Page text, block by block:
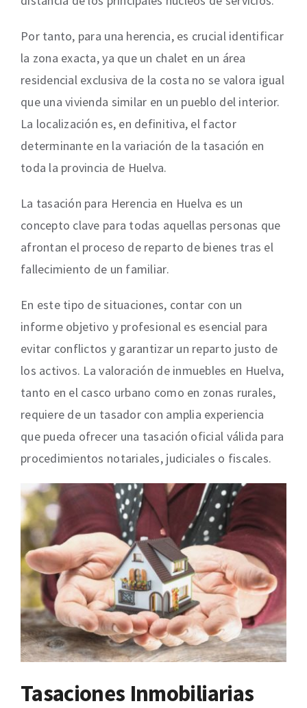
Por tanto, para una herencia, es crucial identificar
la zona exacta, ya que un chalet en un área
residencial exclusiva de la costa no se valora igual
que una vivienda similar en un pueblo del interior.
La localización es, en definitiva, el factor
determinante en la variación de la tasación en
toda la provincia de Huelva.
La tasación para Herencia en Huelva es un
concepto clave para todas aquellas personas que
afrontan el proceso de reparto de bienes tras el
fallecimiento de un familiar.
En este tipo de situaciones, contar con un
informe objetivo y profesional es esencial para
evitar conflictos y garantizar un reparto justo de
los activos. La valoración de inmuebles en Huelva,
tanto en el casco urbano como en zonas rurales,
requiere de un tasador con amplia experiencia
que pueda ofrecer una tasación oficial válida para
procedimientos notariales, judiciales o fiscales.
Tasaciones Inmobiliarias